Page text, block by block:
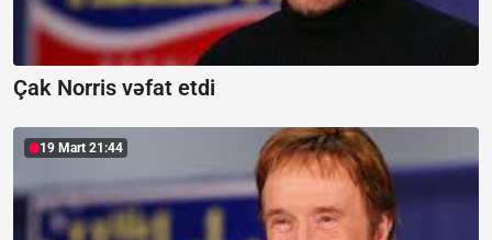
Çak Norris vəfat etdi
19 Mart 21:44